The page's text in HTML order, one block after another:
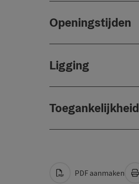
Openingstijden
Ligging
Toegankelijkheid
PDF aanmaken